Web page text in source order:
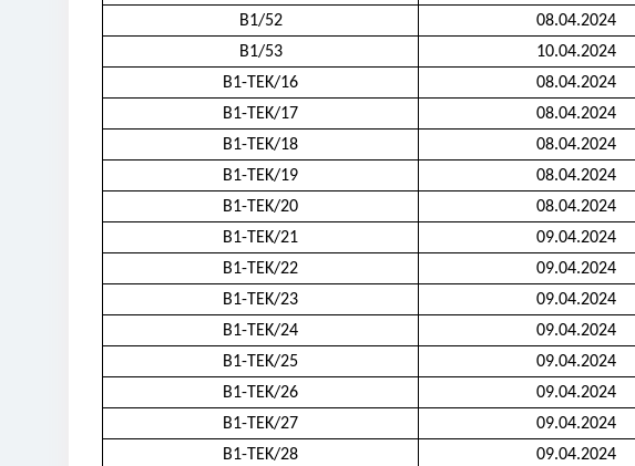
B1/52
08.04.2024
B1/53
10.04.2024
B1-TEK/16
08.04.2024
B1-TEK/17
08.04.2024
B1-TEK/18
08.04.2024
B1-TEK/19
08.04.2024
B1-TEK/20
08.04.2024
B1-TEK/21
09.04.2024
B1-TEK/22
09.04.2024
B1-TEK/23
09.04.2024
B1-TEK/24
09.04.2024
B1-TEK/25
09.04.2024
B1-TEK/26
09.04.2024
B1-TEK/27
09.04.2024
B1-TEK/28
09.04.2024